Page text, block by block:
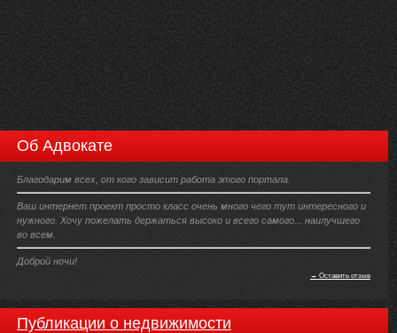
Об Адвокате
Благодарим всех, от кого зависит работа этого портала.
Ваш интернет проект просто класс очень много чего тут интересного и
нужного. Хочу пожелать держаться высоко и всего самого... наилучшего
во всем.
Доброй ночи!
→ Оставить отзыв
Публикации о недвижимости